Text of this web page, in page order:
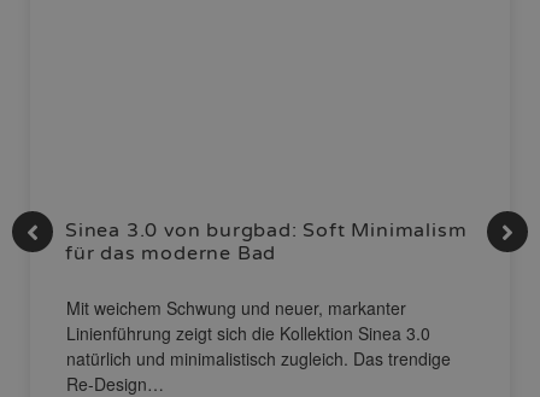
Sinea 3.0 von burgbad: Soft Minimalism
für das moderne Bad
Mit weichem Schwung und neuer, markanter
Linienführung zeigt sich die Kollektion Sinea 3.0
natürlich und minimalistisch zugleich. Das trendige
Re-Design…